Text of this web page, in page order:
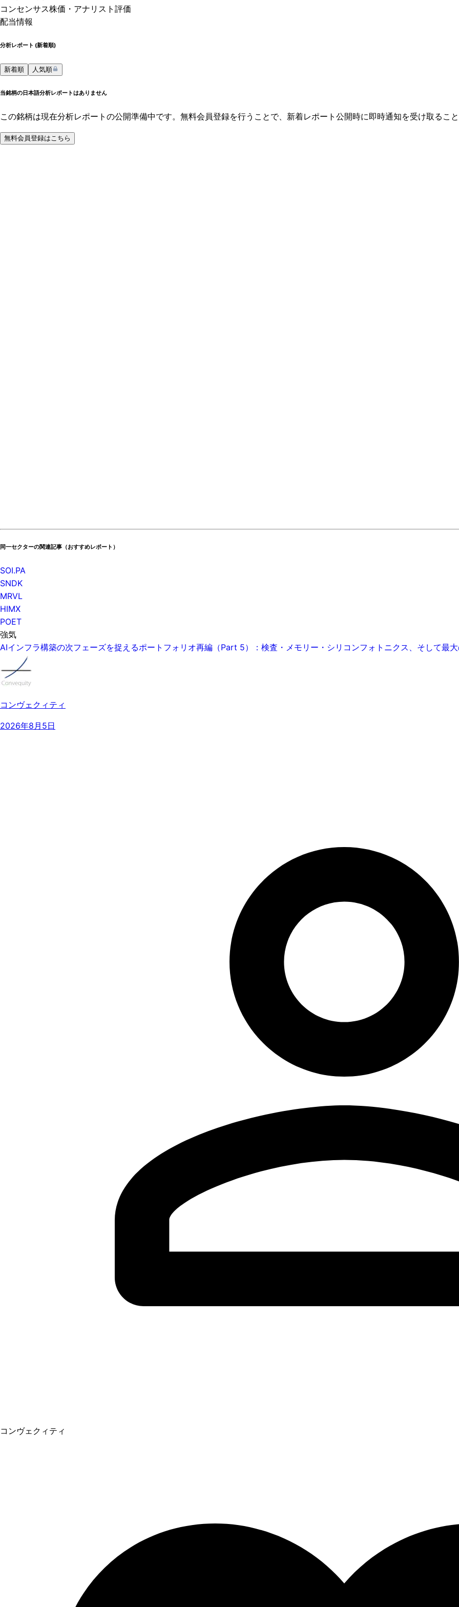
コンセンサス株価 ・アナリスト評価
配当情報
分析レポート (新着順)
新着順 人気順
当銘柄の日本語分析レポートはありません
この銘柄は現在分析レポートの公開準備中です。無料会員登録を行うことで、新着レポート公開時に即時通知を受け取ること
無料会員登録はこちら
同一セクターの関連記事（おすすめレポート）
SOI.PA
SNDK
MRVL
HIMX
POET
強気
AIインフラ構築の次フェーズを捉えるポートフォリオ再編（Part 5）：検査・メモリー・シリコンフォトニクス、そして最
コンヴェクィティ
2026年8月5日
コンヴェクィティ